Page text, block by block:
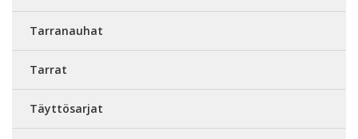
Tarranauhat
Tarrat
Täyttösarjat